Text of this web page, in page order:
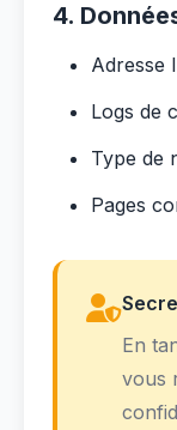
4.
Adresse
Logs de
Type de
Pages
En
vous